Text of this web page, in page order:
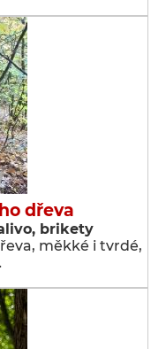
dřeva
brikety
měkké i tvrdé,